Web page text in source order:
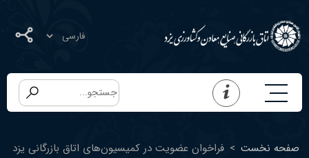
صفحه نخست > فراخوان عضویت در کمیسیون‌های اتاق بازرگانی یزد